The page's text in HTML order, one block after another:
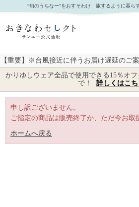
｜おきなわセレクト サンエー公式通販
“旬のうちなー”をおすそわけ 旅するように暮ら
【重要】※台風接近に伴うお届け遅延のご
かりゆしウェア全品で使用できる15％オ
で！
詳しくはこち
申し訳ございません。
ご指定の商品は販売終了か、ただ今お取
ホームへ戻る